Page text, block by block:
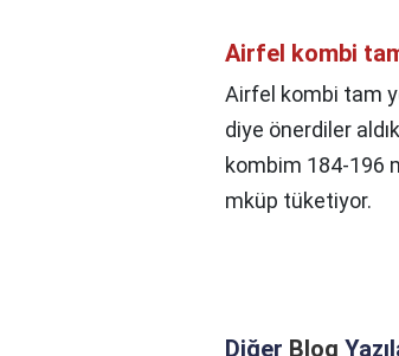
Airfel kombi
Airfel kombi tam
diye önerdiler
kombim 184-196
mküp tüketiyor.
Diğer Blog